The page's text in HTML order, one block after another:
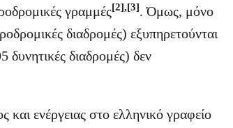
γραμμές[2],[3]. Όμως, μόνο
διαδρομές) εξυπηρετούνται
διαδρομές) δεν
και ενέργειας στο ελληνικό γραφείο